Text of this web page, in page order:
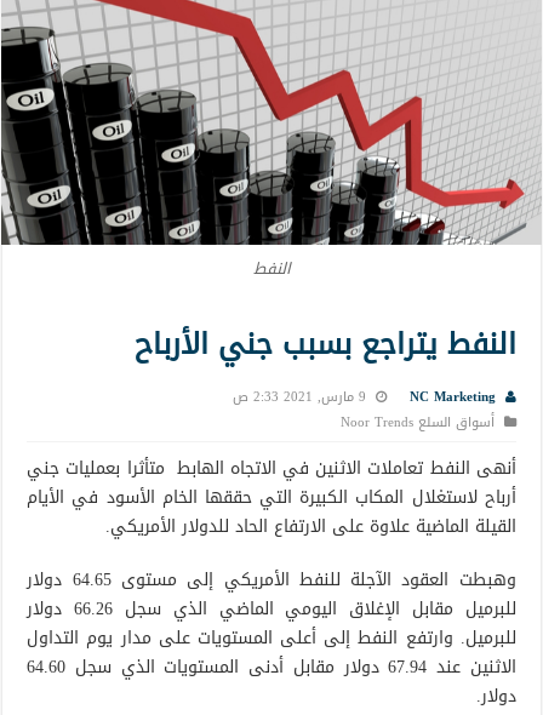
النفط
النفط يتراجع بسبب جني الأرباح
NC Marketing
9 مارس, 2021 2:33 ص
أسواق السلع Noor Trends
أنهى النفط تعاملات الاثنين في الاتجاه الهابط متأثرا بعمليات جني
أرباح لاستغلال المكاب الكبيرة التي حققها الخام الأسود في الأيام
القيلة الماضية علاوة على الارتفاع الحاد للدولار الأمريكي.
وهبطت العقود الآجلة للنفط الأمريكي إلى مستوى 64.65 دولار
للبرميل مقابل الإغلاق اليومي الماضي الذي سجل 66.26 دولار
للبرميل. وارتفع النفط إلى أعلى المستويات على مدار يوم التداول
الاثنين عند 67.94 دولار مقابل أدنى المستويات الذي سجل 64.60
دولار.